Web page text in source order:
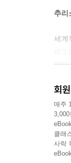
추리
세계
많은
살인
피의
뉘우
피
재판
회
매주
클래
사락